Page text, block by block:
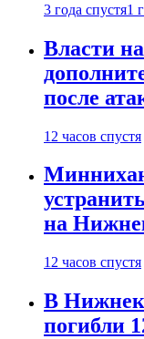
3 года спустя1
Власти
после
12 часов спустя
на
12 часов спустя
В
погибли